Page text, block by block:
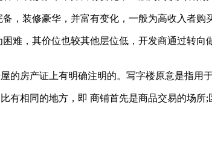
，装修豪华，并富有变化，一般为高收入者购
难，其价位也较其他层位低，开发商通过转
房产证上有明确注明的。写字楼原意是指用
相同的地方，即 商铺首先是商品交易的场所